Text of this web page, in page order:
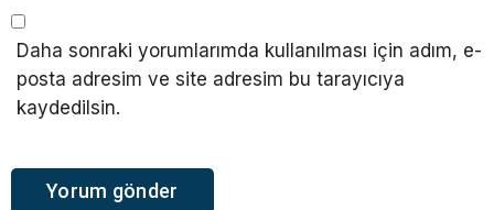
Daha sonraki yorumlarımda kullanılması için adım, e-
posta adresim ve site adresim bu tarayıcıya
kaydedilsin.